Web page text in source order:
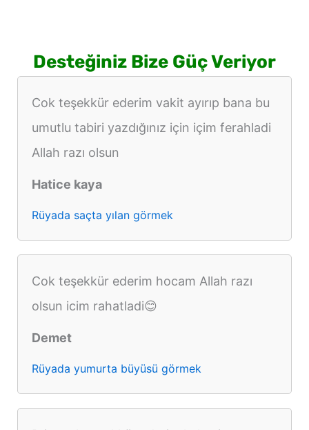
Desteğiniz Bize Güç Veriyor
Cok teşekkür ederim vakit ayırıp bana bu
umutlu tabiri yazdığınız için içim ferahladi
Allah razı olsun
Hatice kaya
Rüyada saçta yılan görmek
Cok teşekkür ederim hocam Allah razı
olsun icim rahatladi😊
Demet
Rüyada yumurta büyüsü görmek